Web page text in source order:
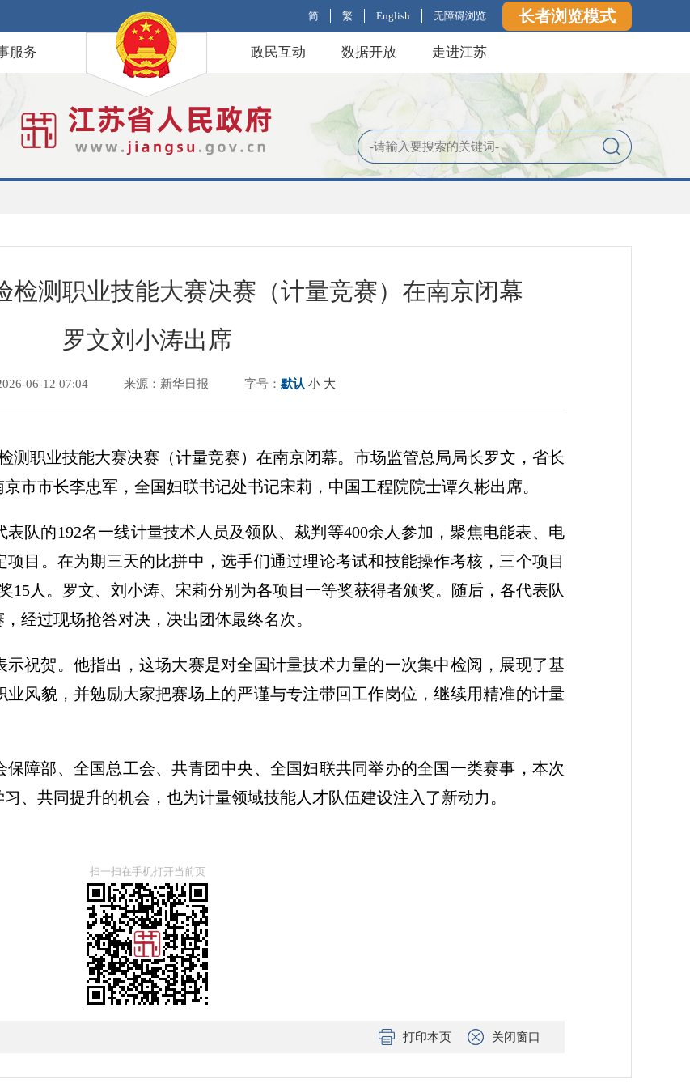
简 繁 English 无障碍浏览 长者浏览模式
服务 政民互动 数据开放 走进江苏
检测职业技能大赛决赛（计量竞赛）在南京闭幕
罗文刘小涛出席
06-12 07:04 来源：新华日报 字号： 默认 小 大
测职业技能大赛决赛（计量竞赛）在南京闭幕。市场监管总局局长罗文，省长
市市长李忠军，全国妇联书记处书记宋莉，中国工程院院士谭久彬出席。
队的192名一线计量技术人员及领队、裁判等400余人参加，聚焦电能表、电
目。在为期三天的比拼中，选手们通过理论考试和技能操作考核，三个项目
15人。罗文、刘小涛、宋莉分别为各项目一等奖获得者颁奖。随后，各代表队
经过现场抢答对决，决出团体最终名次。
祝贺。他指出，这场大赛是对全国计量技术力量的一次集中检阅，展现了基
风貌，并勉励大家把赛场上的严谨与专注带回工作岗位，继续用精准的计量
障部、全国总工会、共青团中央、全国妇联共同举办的全国一类赛事，本次
、共同提升的机会，也为计量领域技能人才队伍建设注入了新动力。
扫一扫在手机打开当前页
打印本页 关闭窗口